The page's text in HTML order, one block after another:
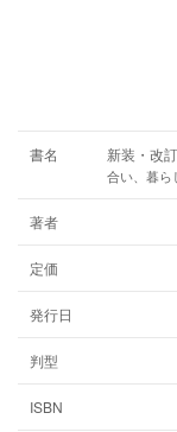
書名 新装・改
合い、暮ら
著者
定価
発行日
判型
ISBN